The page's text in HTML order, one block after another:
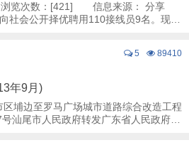
览次数：[421] 信息来源： 分享
社会公开择优聘用110接线员9名。现将
5 89410
年9月)
汕尾市人民政府转发广东省人民政府关